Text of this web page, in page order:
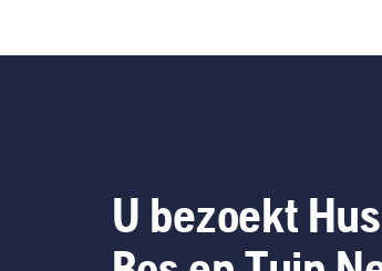
U bezoekt